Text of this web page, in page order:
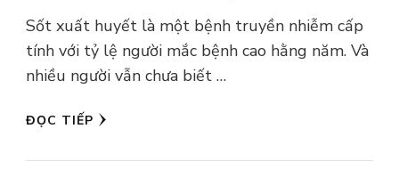
Sốt xuất huyết là một bệnh truyền nhiễm cấp
tính với tỷ lệ người mắc bệnh cao hằng năm. Và
nhiều người vẫn chưa biết …
ĐỌC TIẾP